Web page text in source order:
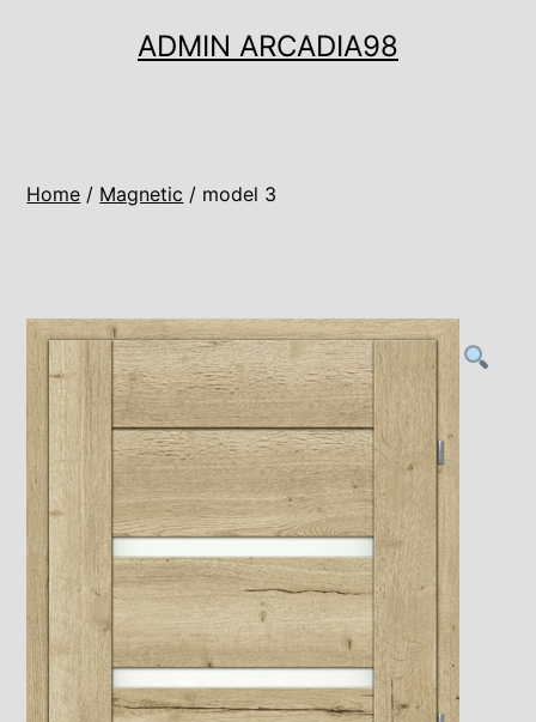
ADMIN ARCADIA98
Home / Magnetic / model 3